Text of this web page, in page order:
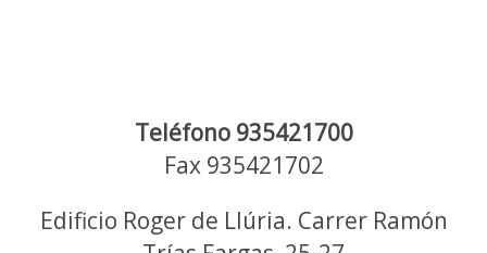
Teléfono 935421700
Fax 935421702
Edificio Roger de Llúria. Carrer Ramón